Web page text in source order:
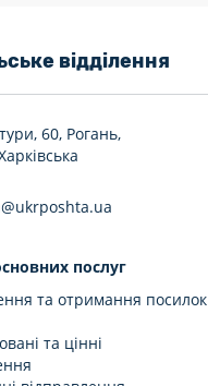
тиждень
після 19:00
відділення
60, Рогань,
послуг
та отримання посилок
та цінні